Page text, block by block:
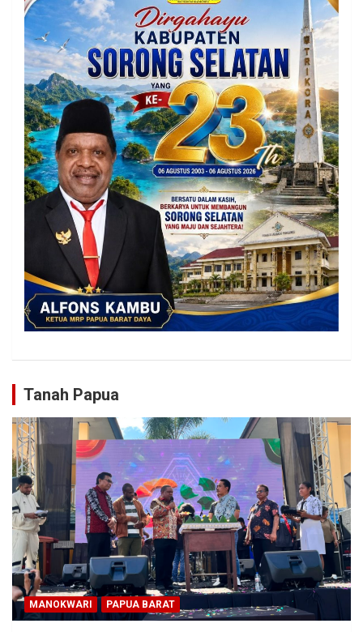
Tanah Papua
MANOKWARI PAPUA BARAT